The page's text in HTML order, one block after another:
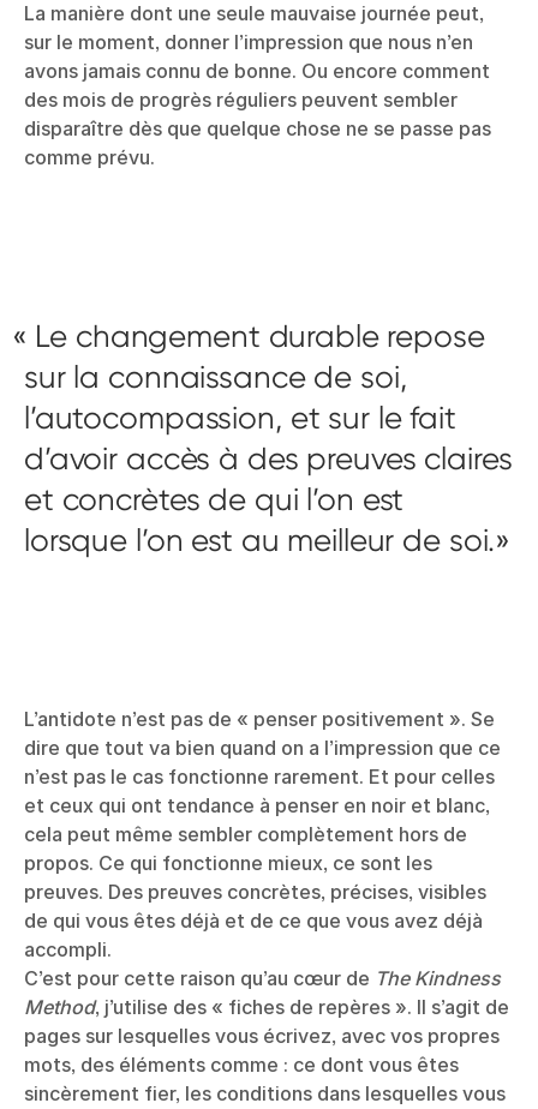
La manière dont une seule mauvaise journée peut,
sur le moment, donner l’impression que nous n’en
avons jamais connu de bonne. Ou encore comment
des mois de progrès réguliers peuvent sembler
disparaître dès que quelque chose ne se passe pas
comme prévu.
Le changement durable repose
sur la connaissance de soi,
l’autocompassion, et sur le fait
d’avoir accès à des preuves claires
et concrètes de qui l’on est
lorsque l’on est au meilleur de soi.
L’antidote n’est pas de « penser positivement ». Se
dire que tout va bien quand on a l’impression que ce
n’est pas le cas fonctionne rarement. Et pour celles
et ceux qui ont tendance à penser en noir et blanc,
cela peut même sembler complètement hors de
propos. Ce qui fonctionne mieux, ce sont les
preuves. Des preuves concrètes, précises, visibles
de qui vous êtes déjà et de ce que vous avez déjà
accompli.
C’est pour cette raison qu’au cœur de The Kindness
Method, j’utilise des « fiches de repères ». Il s’agit de
pages sur lesquelles vous écrivez, avec vos propres
mots, des éléments comme : ce dont vous êtes
sincèrement fier, les conditions dans lesquelles vous